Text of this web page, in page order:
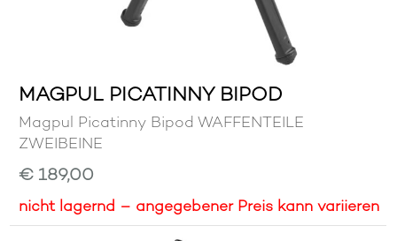
MAGPUL PICATINNY BIPOD
Magpul Picatinny Bipod WAFFENTEILE
ZWEIBEINE
€ 189,00
nicht lagernd – angegebener Preis kann variieren